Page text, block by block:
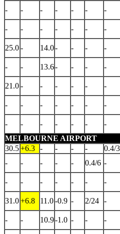
- - - - - - -
- - - - - - -
25.0- 14.0- - - -
- - 13.6- - - -
21.0- - - - - -
- - - - - - -
- - - - - - -
MELBOURNE AIRPORT
30.5+6.3 - - - - 0.4/3
-
- - - - 0.4/6 -
- - - - - - -
31.0+6.8 11.0-0.9 - 2/24 -
- - 10.9-1.0 - - -